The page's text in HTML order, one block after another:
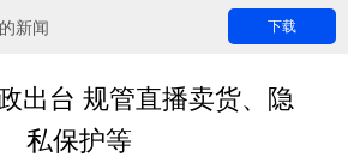
新闻 下载
出台 规管直播卖货、隐
私保护等